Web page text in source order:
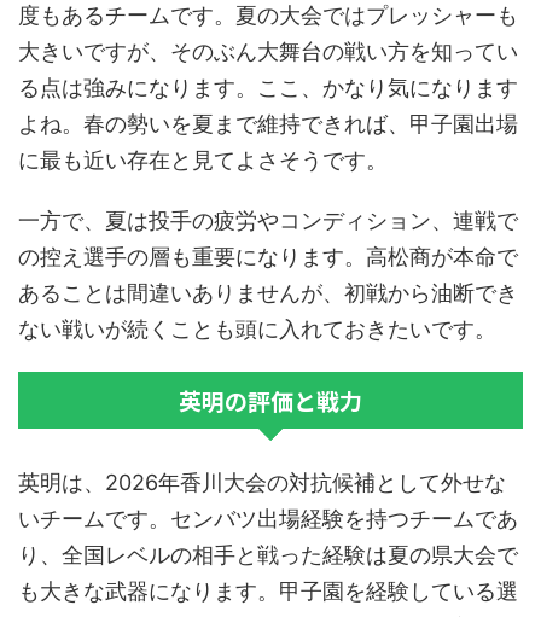
度もあるチームです。夏の大会ではプレッシャーも
大きいですが、そのぶん大舞台の戦い方を知ってい
る点は強みになります。ここ、かなり気になります
よね。春の勢いを夏まで維持できれば、甲子園出場
に最も近い存在と見てよさそうです。
一方で、夏は投手の疲労やコンディション、連戦で
の控え選手の層も重要になります。高松商が本命で
あることは間違いありませんが、初戦から油断でき
ない戦いが続くことも頭に入れておきたいです。
英明の評価と戦力
英明は、2026年香川大会の対抗候補として外せな
いチームです。センバツ出場経験を持つチームであ
り、全国レベルの相手と戦った経験は夏の県大会で
も大きな武器になります。甲子園を経験している選